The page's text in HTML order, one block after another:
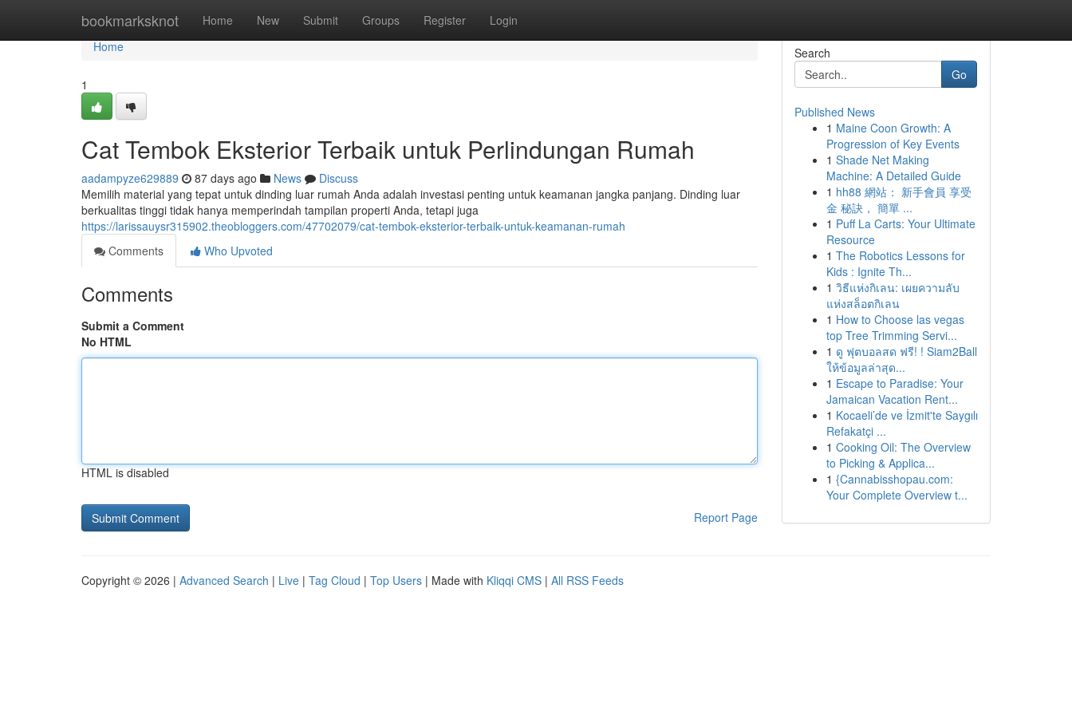
bookmarksknot Home New Submit Groups Register Login
Home
Home
1
Cat Tembok Eksterior Terbaik untuk Perlindungan Rumah
aadampyze629889 87 days ago News
Discuss
Memilih material yang tepat untuk dinding luar rumah Anda adalah investasi penting untuk keamanan jangka panjang. Dinding luar
berkualitas tinggi tidak hanya memperindah tampilan properti Anda, tetapi juga
https://larissauysr315902.theobloggers.com/47702079/cat-tembok-eksterior-terbaik-untuk-keamanan-rumah
Comments
Who Upvoted
Comments
Submit a Comment
No HTML
HTML is disabled
Report Page
Search
Go
Published News
1 Maine Coon Growth: A
Progression of Key Events
1 Shade Net Making
Machine: A Detailed Guide
1 hh88 網站： 新手會員 享受
金 秘訣， 簡單 ...
1 Puff La Carts: Your Ultimate
Resource
1 The Robotics Lessons for
Kids : Ignite Th...
1 วิธีแห่งกิเลน: เผยความลับ
แห่งสล็อตกิเลน
1 How to Choose las vegas
top Tree Trimming Servi...
1 ดู ฟุตบอลสด ฟรี! ! Siam2Ball
ให้ข้อมูลล่าสุด...
1 Escape to Paradise: Your
Jamaican Vacation Rent...
1 Kocaeli’de ve İzmit'te Saygılı
Refakatçi ...
1 Cooking Oil: The Overview
to Picking & Applica...
1 {Cannabisshopau.com:
Your Complete Overview t...
Copyright © 2026 | Advanced Search | Live | Tag Cloud | Top Users | Made with Kliqqi CMS | All RSS Feeds